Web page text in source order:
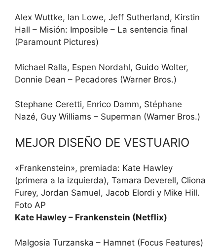
Alex Wuttke, Ian Lowe, Jeff Sutherland, Kirstin
Hall – Misión: Imposible – La sentencia final
(Paramount Pictures)
Michael Ralla, Espen Nordahl, Guido Wolter,
Donnie Dean – Pecadores (Warner Bros.)
Stephane Ceretti, Enrico Damm, Stéphane
Nazé, Guy Williams – Superman (Warner Bros.)
MEJOR DISEÑO DE VESTUARIO
«Frankenstein», premiada: Kate Hawley
(primera a la izquierda), Tamara Deverell, Cliona
Furey, Jordan Samuel, Jacob Elordi y Mike Hill.
Foto AP
Kate Hawley – Frankenstein (Netflix)
Malgosia Turzanska – Hamnet (Focus Features)